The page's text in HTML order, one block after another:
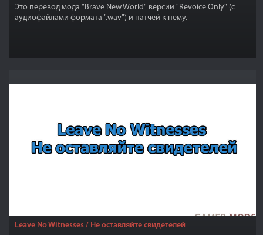
Это перевод мода "Brave New World" версии "Revoice Only" (c
аудиофайлами формата ".wav") и патчей к нему.
Leave No Witnesses / Не оставляйте свидетелей